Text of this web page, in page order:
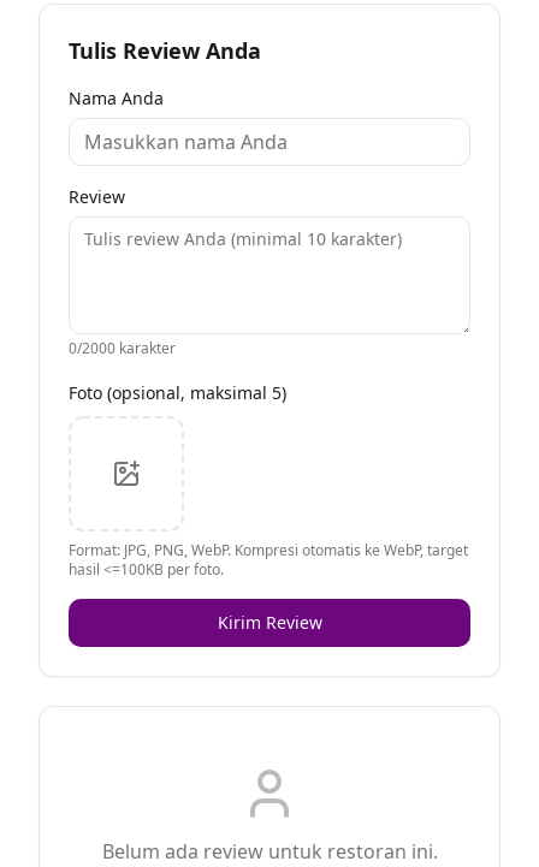
Tulis Review Anda
Nama Anda
Review
0/2000 karakter
Foto (opsional, maksimal 5)
Format: JPG, PNG, WebP. Kompresi otomatis ke WebP, target
hasil <=100KB per foto.
Kirim Review
Belum ada review untuk restoran ini.